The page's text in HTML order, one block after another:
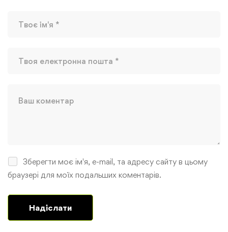
Зберегти моє ім'я, e-mail, та адресу сайту в цьому
браузері для моїх подальших коментарів.